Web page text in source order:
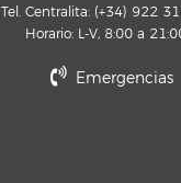
Tel. Centralita: (+34) 922
Horario: L-V, 8:00 a
Emergencias